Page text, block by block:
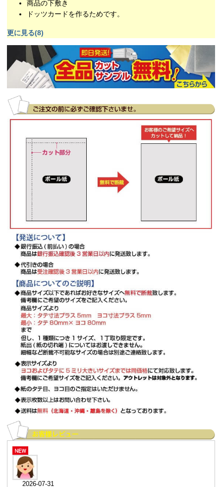
商品の下敷き
ドッツカードを作るためです。
更に見る(8)
2026-07-31